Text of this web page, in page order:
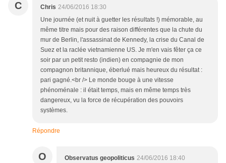
C Chris 24/06/2016 18:30
Une journée (et nuit à guetter les résultats !) mémorable, au
même titre mais pour des raison différentes que la chute du
mur de Berlin, l'assassinat de Kennedy, la crise du Canal de
Suez et la raclée vietnamienne US. Je m'en vais fêter ça ce
soir par un petit resto (indien) en compagnie de mon
compagnon britannique, éberlué mais heureux du résultat :
pari gagné.<br /> Le monde bouge à une vitesse
phénoménale : il était temps, mais en même temps très
dangereux, vu la force de récupération des pouvoirs
systèmes.
Répondre
O Observatus geopoliticus 24/06/2016 18:40